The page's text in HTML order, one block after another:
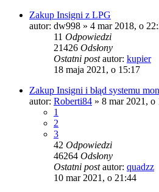
Zakup Insigni z LPG
autor: dw998 » 4 mar 2018, o
11 Odpowiedzi
21426 Odsłony
Ostatni postautor: kupier
18 maja 2021, o 15:17
Zakup Insigni i błąd systemu
autor: Roberti84 » 8 mar 2021, o
1
2
3
42 Odpowiedzi
46264 Odsłony
Ostatni postautor: quadzz
10 mar 2021, o 21:44